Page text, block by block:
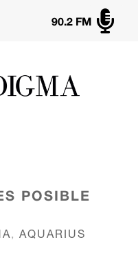

90.2 FM
POSIBLE
, AQUARIUS